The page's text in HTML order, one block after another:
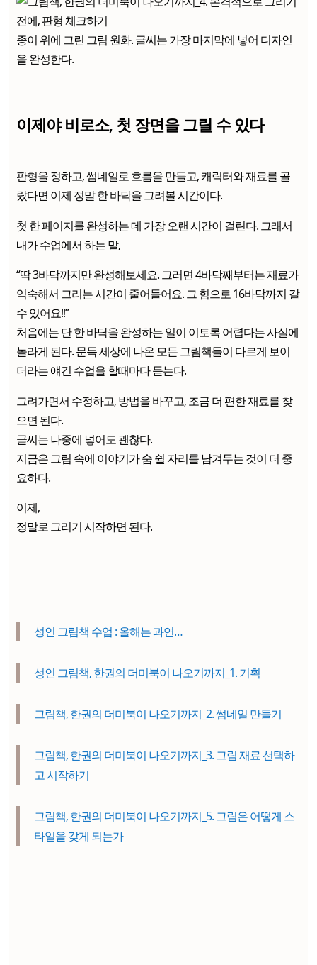
종이 위에 그린 그림 원화. 글씨는 가장 마지막에 넣어 디자인
을 완성한다.
이제야 비로소, 첫 장면을 그릴 수 있다
판형을 정하고, 썸네일로 흐름을 만들고, 캐릭터와 재료를 골
랐다면 이제 정말 한 바닥을 그려볼 시간이다.
첫 한 페이지를 완성하는 데 가장 오랜 시간이 걸린다. 그래서
내가 수업에서 하는 말,
“딱 3바닥까지만 완성해보세요. 그러면 4바닥째부터는 재료가
익숙해서 그리는 시간이 줄어들어요. 그 힘으로 16바닥까지 갈
수 있어요!!”
처음에는 단 한 바닥을 완성하는 일이 이토록 어렵다는 사실에
놀라게 된다. 문득 세상에 나온 모든 그림책들이 다르게 보이
더라는 얘긴 수업을 할때마다 듣는다.
그려가면서 수정하고, 방법을 바꾸고, 조금 더 편한 재료를 찾
으면 된다.
글씨는 나중에 넣어도 괜찮다.
지금은 그림 속에 이야기가 숨 쉴 자리를 남겨두는 것이 더 중
요하다.
이제,
정말로 그리기 시작하면 된다.
성인 그림책 수업 : 올해는 과연…
성인 그림책, 한권의 더미북이 나오기까지_1. 기획
그림책, 한권의 더미북이 나오기까지_2. 썸네일 만들기
그림책, 한권의 더미북이 나오기까지_3. 그림 재료 선택하
고 시작하기
그림책, 한권의 더미북이 나오기까지_5. 그림은 어떻게 스
타일을 갖게 되는가